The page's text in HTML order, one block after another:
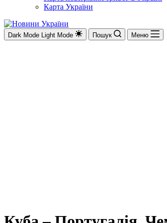
Карта України
Dark Mode Light Mode Пошук Меню